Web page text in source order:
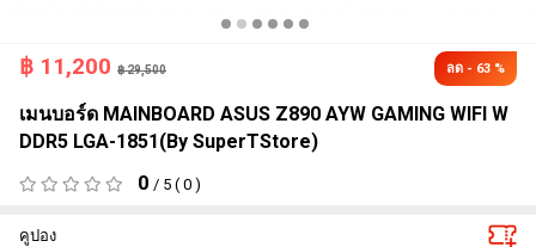
฿ 11,200 ฿ 29,500 ลด - 63 %
เมนบอร์ด MAINBOARD ASUS Z890 AYW GAMING WIFI W
DDR5 LGA-1851(By SuperTStore)
0 / 5 ( 0 )
คูปอง